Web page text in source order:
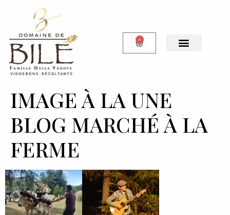
0
IMAGE À LA UNE
BLOG MARCHÉ À LA
FERME